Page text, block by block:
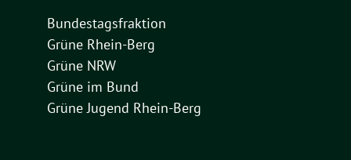
Bundestagsfraktion
Grüne Rhein-Berg
Grüne NRW
Grüne im Bund
Grüne Jugend Rhein-Berg